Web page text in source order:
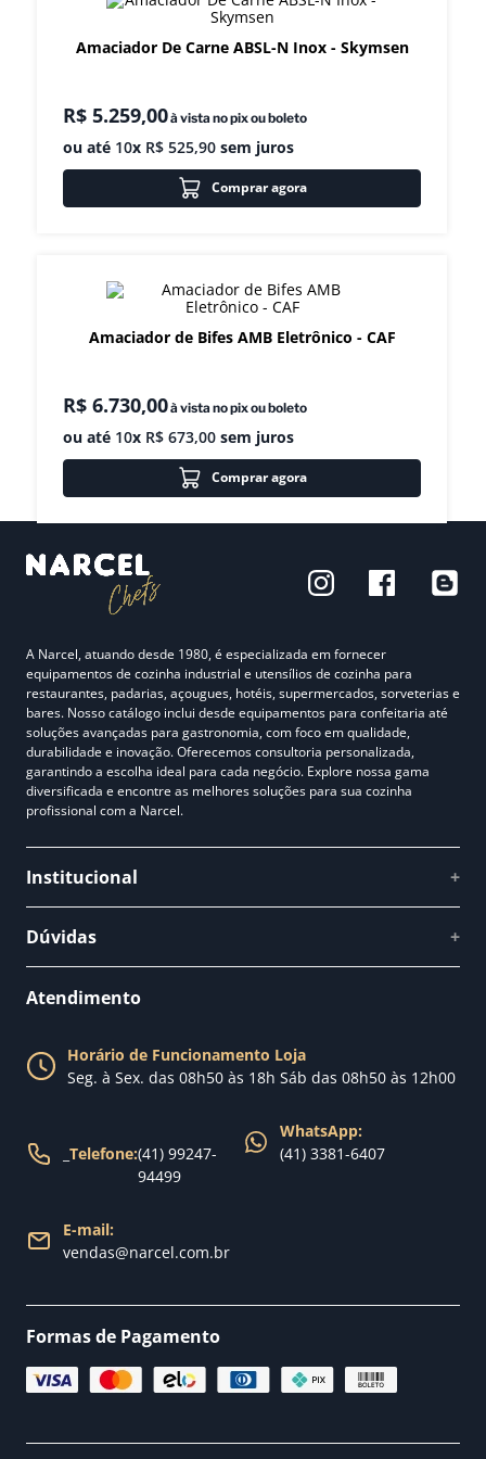
Amaciador De Carne ABSL-N Inox - Skymsen
R$ 5.259,00à vista no pix ou boleto
ou até 10x R$ 525,90 sem juros
Comprar agora
Amaciador de Bifes AMB Eletrônico - CAF
R$ 6.730,00à vista no pix ou boleto
ou até 10x R$ 673,00 sem juros
Comprar agora
A Narcel, atuando desde 1980, é especializada em fornecer
equipamentos de cozinha industrial e utensílios de cozinha para
restaurantes, padarias, açougues, hotéis, supermercados, sorveterias e
bares. Nosso catálogo inclui desde equipamentos para confeitaria até
soluções avançadas para gastronomia, com foco em qualidade,
durabilidade e inovação. Oferecemos consultoria personalizada,
garantindo a escolha ideal para cada negócio. Explore nossa gama
diversificada e encontre as melhores soluções para sua cozinha
profissional com a Narcel.
Institucional +
Fale conosco
Nossa loja
Dúvidas +
Política de Trocas
Política de Entrega
Atendimento
Horário de Funcionamento Loja
Seg. à Sex. das 08h50 às 18h Sáb das 08h50 às 12h00
Telefone:(41) 99247-
94499
WhatsApp:
(41) 3381-6407
E-mail:
vendas@narcel.com.br
Formas de Pagamento
º amassadeira